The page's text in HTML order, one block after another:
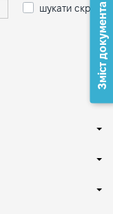
шукати скрізьЗміст документа